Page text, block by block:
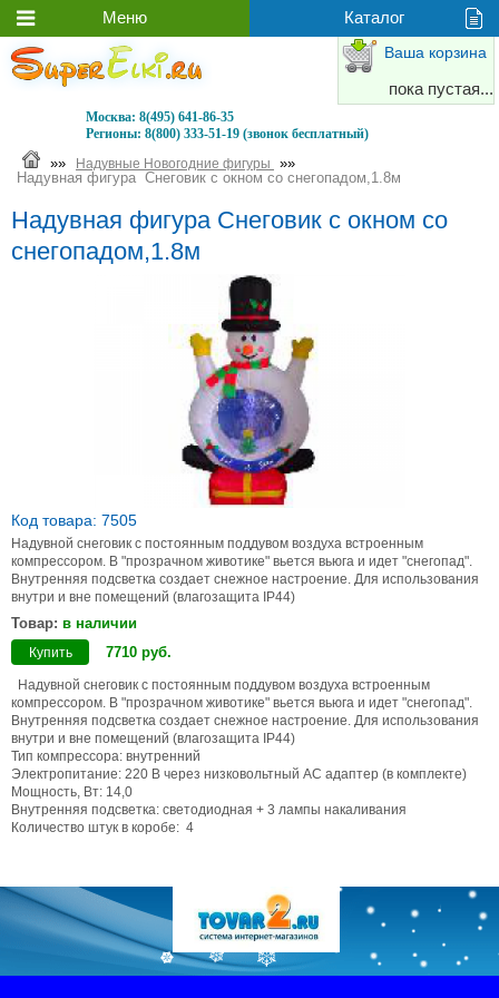
Москва: 8(495) 641-86-35
Регионы: 8(800) 333-51-19 (звонок бесплатный)
Ваша корзина
пока пустая...
»» Надувные Новогодние фигуры
»»
Надувная фигура Снеговик с окном со снегопадом,1.8м
Надувная фигура Снеговик с окном со
снегопадом,1.8м
Код товара: 7505
Надувной снеговик с постоянным поддувом воздуха встроенным
компрессором. В "прозрачном животике" вьется вьюга и идет "снегопад".
Внутренняя подсветка создает снежное настроение. Для использования
внутри и вне помещений (влагозащита IP44)
Товар: в наличии
Купить 7710 руб.
Надувной снеговик с постоянным поддувом воздуха встроенным
компрессором. В "прозрачном животике" вьется вьюга и идет "снегопад".
Внутренняя подсветка создает снежное настроение. Для использования
внутри и вне помещений (влагозащита IP44)
Тип компрессора: внутренний
Электропитание: 220 В через низковольтный АС адаптер (в комплекте)
Мощность, Вт: 14,0
Внутренняя подсветка: светодиодная + 3 лампы накаливания
Количество штук в коробе: 4